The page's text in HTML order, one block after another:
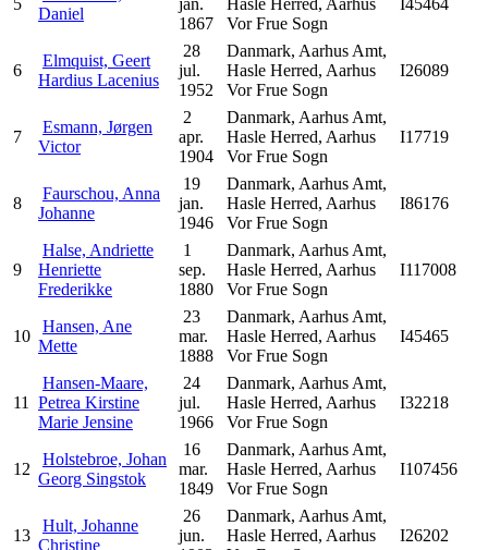
Daniel
1867
Vor Frue Sogn
6
Elmquist, Geert
Hardius Lacenius
28
jul.
1952
Danmark, Aarhus Amt,
Hasle Herred, Aarhus
Vor Frue Sogn
I26089
7
Esmann, Jørgen
Victor
2
apr.
1904
Danmark, Aarhus Amt,
Hasle Herred, Aarhus
Vor Frue Sogn
I17719
8
Faurschou, Anna
Johanne
19
jan.
1946
Danmark, Aarhus Amt,
Hasle Herred, Aarhus
Vor Frue Sogn
I86176
9
Halse, Andriette
Henriette
Frederikke
1
sep.
1880
Danmark, Aarhus Amt,
Hasle Herred, Aarhus
Vor Frue Sogn
I117008
10
Hansen, Ane
Mette
23
mar.
1888
Danmark, Aarhus Amt,
Hasle Herred, Aarhus
Vor Frue Sogn
I45465
11
Hansen-Maare,
Petrea Kirstine
Marie Jensine
24
jul.
1966
Danmark, Aarhus Amt,
Hasle Herred, Aarhus
Vor Frue Sogn
I32218
12
Holstebroe, Johan
Georg Singstok
16
mar.
1849
Danmark, Aarhus Amt,
Hasle Herred, Aarhus
Vor Frue Sogn
I107456
13
Hult, Johanne
Christine
26
jun.
Danmark, Aarhus Amt,
Hasle Herred, Aarhus
I26202